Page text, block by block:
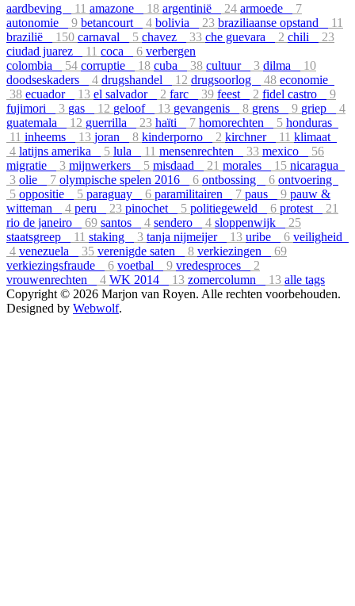
aardbeving 11 amazone 18 argentinië 24 armoede
7
autonomie
9 betancourt 4 bolivia 23 braziliaanse opstand
11
brazilië
150 carnaval 5 chavez 33 che guevara 2 chili
23
ciudad juarez
11 coca 6 verbergen
colombia
54 corruptie 18 cuba 38 cultuur 3 dilma
10
doodseskaders
4 drugshandel 12 drugsoorlog 48 economie
38 ecuador 13 el salvador 2 farc 39 feest 2 fidel castro
9
fujimori
3 gas 12 geloof 13 gevangenis 8 grens 9 griep
4
guatemala
12 guerrilla 23 haïti 7 homorechten 5 honduras
11 inheems 13 joran 8 kinderporno 2 kirchner 11 klimaat
4 latijns amerika 5 lula 11 mensenrechten 33 mexico
56
migratie
3 mijnwerkers 5 misdaad 21 morales 15 nicaragua
3 olie 7 olympische spelen 2016 6 ontbossing 6 ontvoering
5 oppositie 5 paraguay 6 paramilitairen 7 paus 9 pauw &
witteman
4 peru 23 pinochet 5 politiegeweld 6 protest
21
rio de janeiro
69 santos 4 sendero 4 sloppenwijk
25
staatsgreep
11 staking 3 tanja nijmeijer 13 uribe 6 veiligheid
4 venezuela 35 verenigde saten 8 verkiezingen
69
verkiezingsfraude
6 voetbal 9 vredesproces
2
vrouwenrechten
4 WK 2014 13 zomercolumn 13 alle tags
Copyright © 2026 Marjon van Royen. Alle rechten voorbehouden.
Designed by Webwolf.